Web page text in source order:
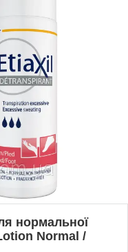
нормальної
Normal /